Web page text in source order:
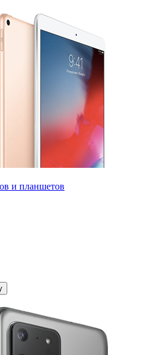
и планшетов